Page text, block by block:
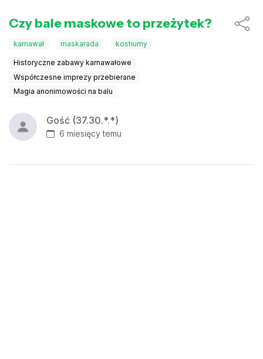
Czy bale maskowe to przeżytek?
karnawał maskarada kostiumy
Historyczne zabawy karnawałowe
Współczesne imprezy przebierane
Magia anonimowości na balu
Gość (37.30.*.*)
6 miesięcy temu